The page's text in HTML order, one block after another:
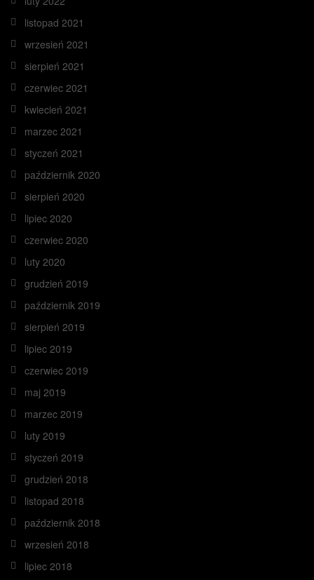
listopad 2021
wrzesień 2021
sierpień 2021
czerwiec 2021
kwiecień 2021
marzec 2021
styczeń 2021
październik 2020
sierpień 2020
lipiec 2020
czerwiec 2020
luty 2020
grudzień 2019
październik 2019
sierpień 2019
lipiec 2019
czerwiec 2019
maj 2019
marzec 2019
luty 2019
styczeń 2019
grudzień 2018
listopad 2018
październik 2018
wrzesień 2018
lipiec 2018